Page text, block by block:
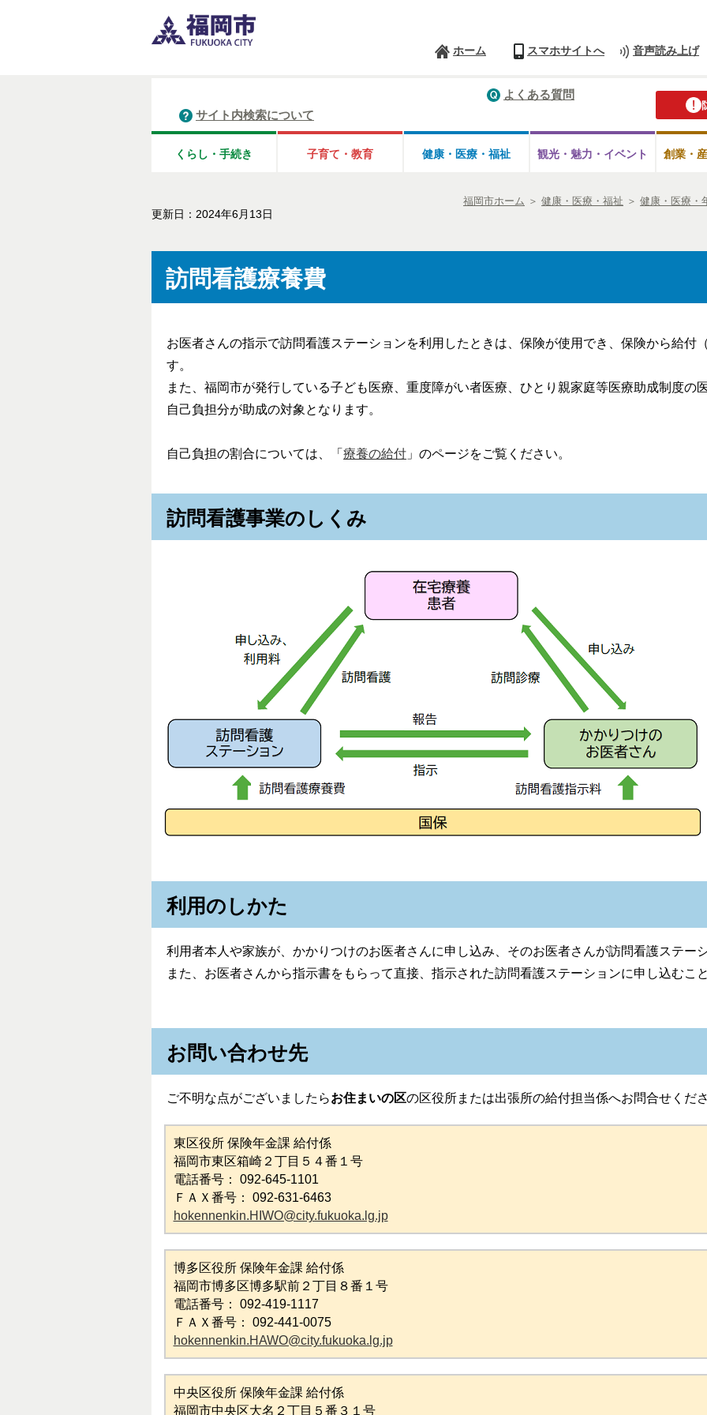
ホーム スマホサイトへ 音声読み上げ
よくある質問
サイト内検索について
くらし・手続き 子育て・教育 健康・医療・ 福祉 観光・魅力・ イベント 創業・
福岡市ホーム ＞ 健康・医療・福祉 ＞ 健康・医療・
更新日：2024年6月13日
訪問看護療養費
お医者さんの指示で訪問看護ステーションを利用したときは、保険が使用でき、保険から給付
す。
また、福岡市が発行している子ども医療、重度障がい者医療、ひとり親家庭等医療助成制度の
自己負担分が助成の対象となります。
自己負担の割合については、「療養の給付 」のページをご覧ください。
訪問看護事業のしくみ
利用のしかた
利用者本人や家族が、かかりつけのお医者さんに申し込み、そのお医者さんが訪問看護ステー
また、お医者さんから指示書をもらって直接、指示された訪問看護ステーションに申し込むこ
お問い合わせ先
ご不明な点がございましたらお住まいの区の区役所または出張所の給付担当係へお問合せくだ
東区役所 保険年金課 給付係
福岡市東区箱崎２丁目５４番１号
電話番号： 092-645-1101
ＦＡＸ番号： 092-631-6463
hokennenkin.HIWO@city.fukuoka.lg.jp
博多区役所 保険年金課 給付係
福岡市博多区博多駅前２丁目８番１号
電話番号： 092-419-1117
ＦＡＸ番号： 092-441-0075
hokennenkin.HAWO@city.fukuoka.lg.jp
中央区役所 保険年金課 給付係
福岡市中央区大名２丁目５番３１号